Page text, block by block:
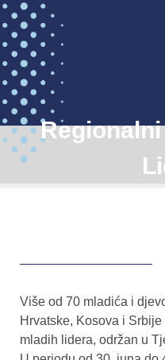
Više od 70 mladića i
Hrvatske, Kosova i
mladih lidera, održan u